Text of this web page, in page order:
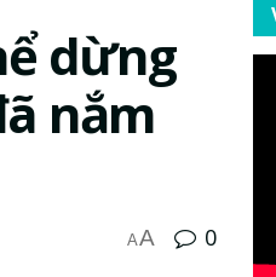
dừng
nắm
AA 0